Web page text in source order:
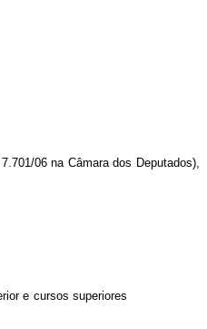
7.701/06 na Câmara dos Deputados),
e cursos superiores